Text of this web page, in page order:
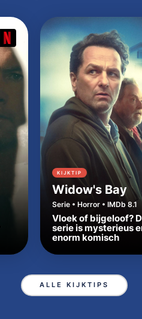
KIJKTIP
Widow's Bay
Serie • Horror • IMDb 8.1
Vloek of bijgeloof?
serie is mysterieus
enorm komisch
ALLE KIJKTIPS